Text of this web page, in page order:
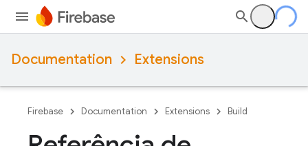
Documentation Extensions
Firebase Documentation Extensions Build